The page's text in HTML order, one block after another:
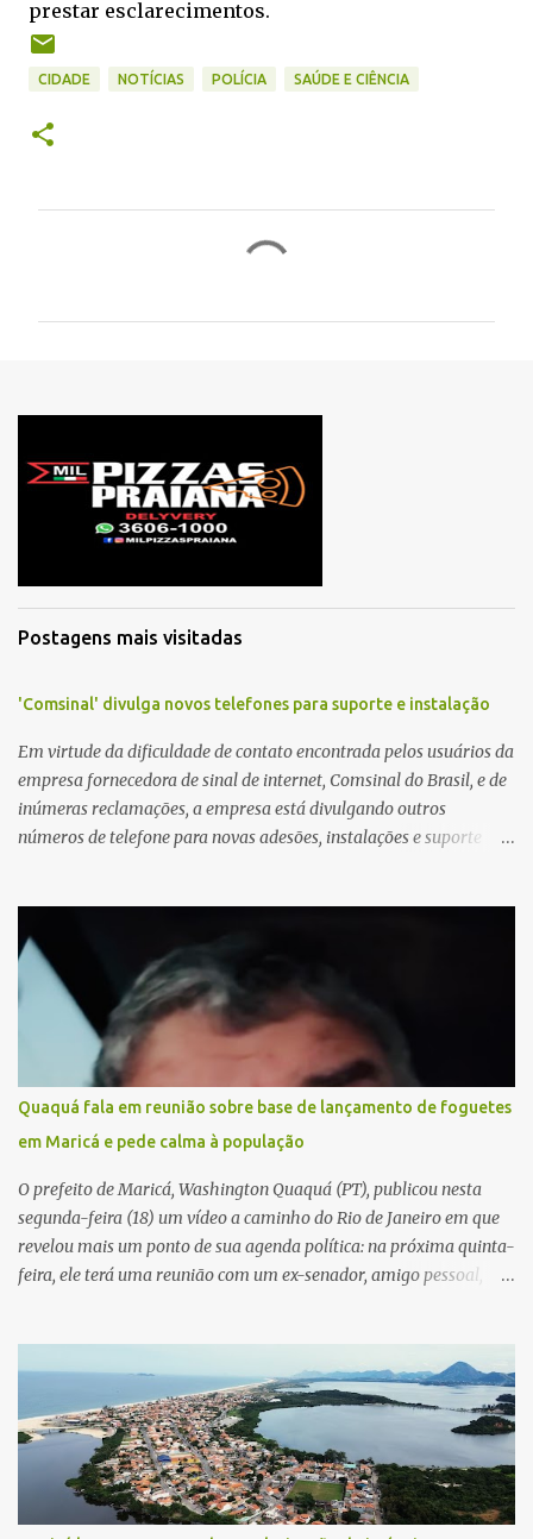
prestar esclarecimentos.
CIDADE NOTÍCIAS POLÍCIA SAÚDE E CIÊNCIA
t
r
s
Postagens mais visitadas
'Comsinal' divulga novos telefones para suporte e instalação
Em virtude da dificuldade de contato encontrada pelos usuários da
empresa fornecedora de sinal de internet, Comsinal do Brasil, e de
inúmeras reclamações, a empresa está divulgando outros
números de telefone para novas adesões, instalações e suporte
Quaquá fala em reunião sobre base de lançamento de foguetes
em Maricá e pede calma à população
O prefeito de Maricá, Washington Quaquá (PT), publicou nesta
segunda-feira (18) um vídeo a caminho do Rio de Janeiro em que
revelou mais um ponto de sua agenda política: na próxima quinta-
feira, ele terá uma reunião com um ex-senador, amigo pessoal,
atenção pela ousadia do projeto, que colocaria Maricá em um
novo patamar de visibilidade tecnológica e estratégica. Segundo
Quaquá, a conversa será o início de um debate maior sobre a
viabilidade dessa estrutura na cidade. Durante o vídeo, o prefeito
também respondeu às críticas que vem recebendo. Segundo ele,
muitas pessoas estão dizendo que promete muito, mas não estaria
entregando resultados imediatos. Quaquá pediu paciência e